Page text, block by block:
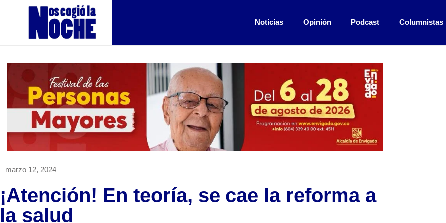
Noticias Opinión Podcast Columnistas
marzo 12, 2024
¡Atención! En teoría, se cae la reforma a
la salud